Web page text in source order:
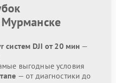
систем DJI от 20 мин —
выгодные условия
— от диагностики до